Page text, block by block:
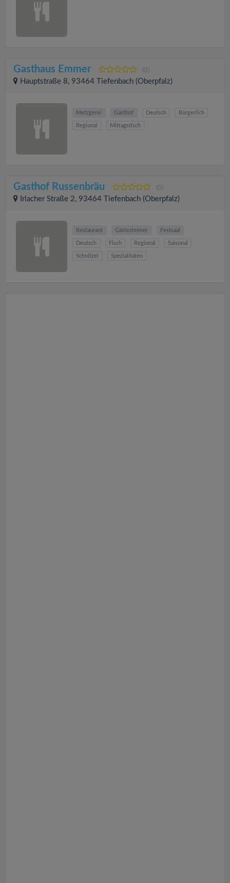
Gasthaus Emmer (0)
Hauptstraße 8, 93464 Tiefenbach (Oberpfalz)
Metzgerei Gasthof Deutsch Bürgerlich
Regional Mittagstisch
Gasthof Russenbräu (0)
Irlacher Straße 2, 93464 Tiefenbach (Oberpfalz)
Restaurant Gästezimmer Festsaal
Deutsch Fisch Regional Saisonal
Schnitzel Spezialitäten